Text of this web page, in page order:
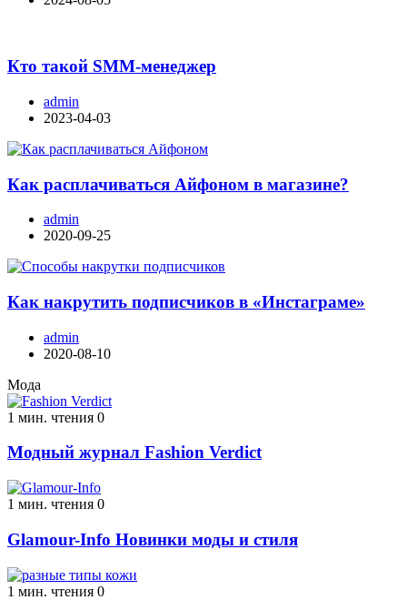
Кто такой SMM-менеджер
admin
2023-04-03
Как расплачиваться Айфоном в магазине?
admin
2020-09-25
Как накрутить подписчиков в «Инстаграме»
admin
2020-08-10
Мода
1 мин. чтения 0
Модный журнал Fashion Verdict
1 мин. чтения 0
Glamour-Info Новинки моды и стиля
1 мин. чтения 0